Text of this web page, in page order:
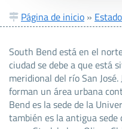
Página de inicio »
South Bend está en el
ciudad se debe a que está
meridional del río San
forman un área urbana
Bend es la sede de la
también es la antigua sede